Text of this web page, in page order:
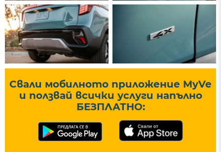
Свали мобилното приложение MyVe
и ползвай всички услуги напълно
БЕЗПЛАТНО: